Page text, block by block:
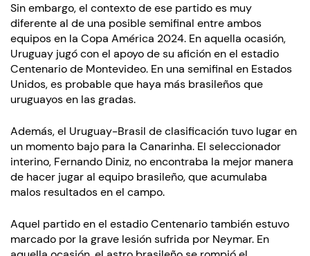
Sin embargo, el contexto de ese partido es muy
diferente al de una posible semifinal entre ambos
equipos en la Copa América 2024. En aquella ocasión,
Uruguay jugó con el apoyo de su afición en el estadio
Centenario de Montevideo. En una semifinal en Estados
Unidos, es probable que haya más brasileños que
uruguayos en las gradas.
Además, el Uruguay-Brasil de clasificación tuvo lugar en
un momento bajo para la Canarinha. El seleccionador
interino, Fernando Diniz, no encontraba la mejor manera
de hacer jugar al equipo brasileño, que acumulaba
malos resultados en el campo.
Aquel partido en el estadio Centenario también estuvo
marcado por la grave lesión sufrida por Neymar. En